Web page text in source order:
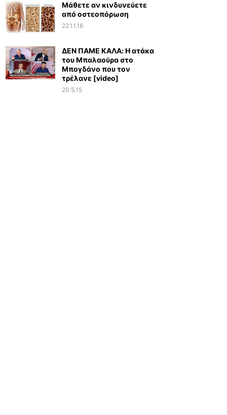
Μάθετε αν κινδυνεύετε
από οστεοπόρωση
22.11.16
ΔΕΝ ΠΑΜΕ ΚΑΛΑ: Η ατάκα
του Μπαλαούρα στο
Μπογδάνο που τον
τρέλανε [video]
20.5.15